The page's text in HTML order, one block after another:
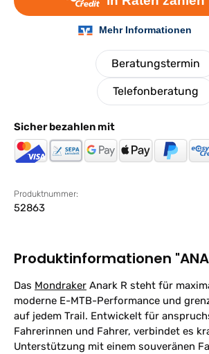
Beratungstermin
Telefonberatung
Sicher bezahlen mit
Produktnummer:
52863
Produktinformationen
Das Mondraker Anark R steht für
moderne E-MTB-Performance und
auf jedem Trail. Entwickelt für
Fahrerinnen und Fahrer, verbindet es
Unterstützung mit einem souveränen